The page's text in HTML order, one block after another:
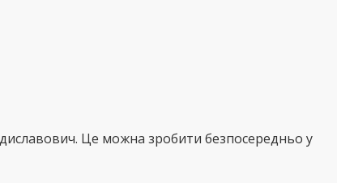
Це можна зробити безпосередньо у